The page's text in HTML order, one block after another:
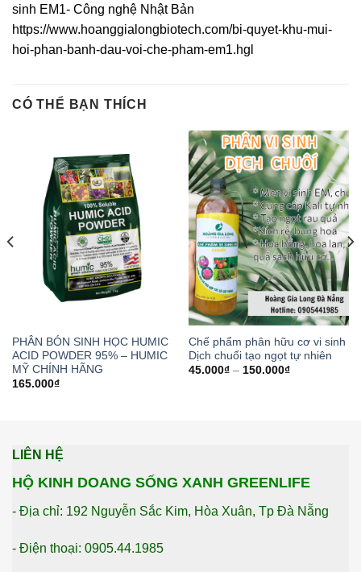
sinh EM1- Công nghệ Nhật Bản
https://www.hoanggialongbiotech.com/bi-quyet-khu-mui-
hoi-phan-banh-dau-voi-che-pham-em1.hgl
CÓ THỂ BẠN THÍCH
PHÂN BÓN SINH HỌC HUMIC
ACID POWDER 95% – HUMIC
MỸ CHÍNH HÃNG
165.000₫
Chế phẩm phân hữu cơ vi sinh
Dịch chuối tạo ngọt tự nhiên
45.000₫– 150.000₫
LIÊN HỆ
HỘ KINH DOANG SỐNG XANH GREENLIFE
- Địa chỉ: 192 Nguyễn Sắc Kim, Hòa Xuân, Tp Đà Nẵng
- Điện thoại: 0905.44.1985